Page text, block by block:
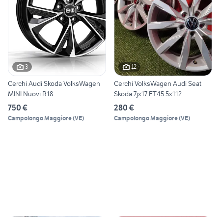
3
Cerchi Audi Skoda VolksWagen
MINI Nuovi R18
750 €
Campolongo Maggiore(VE)
12
Cerchi VolksWagen Audi Seat
Skoda 7jx17 ET45 5x112
280 €
Campolongo Maggiore(VE)